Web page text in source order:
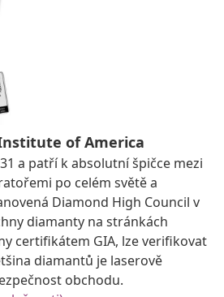
of America
a patří k absolutní špičce mezi
po celém světě a
Diamond High Council v
diamanty na stránkách
certifikátem GIA, lze verifikovat
diamantů je laserově
obchodu.